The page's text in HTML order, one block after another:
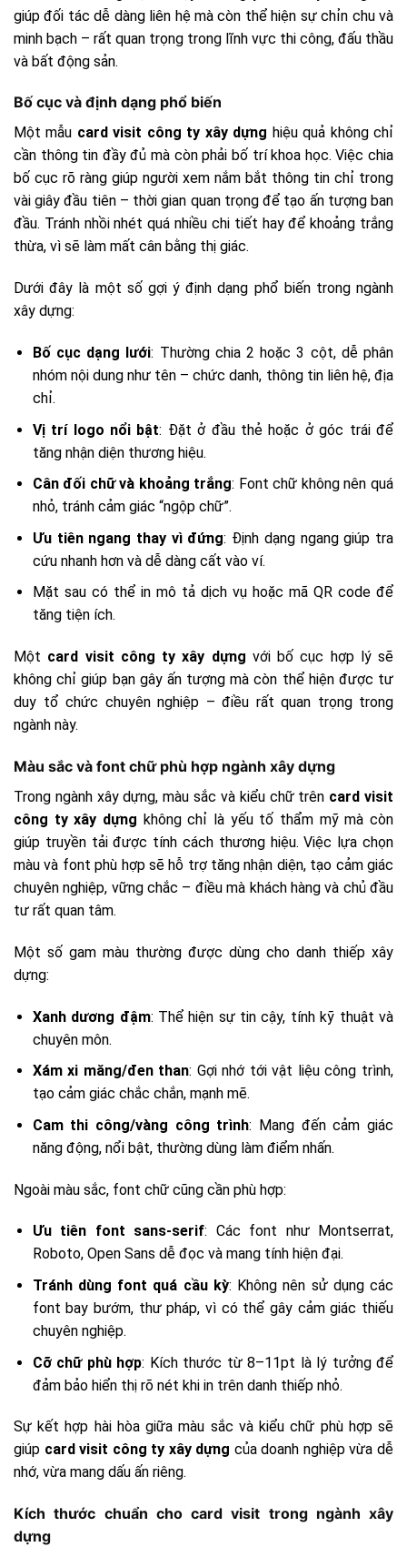
giúp đối tác dễ dàng liên hệ mà còn thể hiện sự chỉn chu và
minh bạch – rất quan trọng trong lĩnh vực thi công, đấu thầu
và bất động sản.
Bố cục và định dạng phổ biến
Một mẫu card visit công ty xây dựng hiệu quả không chỉ
cần thông tin đầy đủ mà còn phải bố trí khoa học. Việc chia
bố cục rõ ràng giúp người xem nắm bắt thông tin chỉ trong
vài giây đầu tiên – thời gian quan trọng để tạo ấn tượng ban
đầu. Tránh nhồi nhét quá nhiều chi tiết hay để khoảng trắng
thừa, vì sẽ làm mất cân bằng thị giác.
Dưới đây là một số gợi ý định dạng phổ biến trong ngành
xây dựng:
Bố cục dạng lưới: Thường chia 2 hoặc 3 cột, dễ phân
nhóm nội dung như tên – chức danh, thông tin liên hệ, địa
chỉ.
Vị trí logo nổi bật: Đặt ở đầu thẻ hoặc ở góc trái để
tăng nhận diện thương hiệu.
Cân đối chữ và khoảng trắng: Font chữ không nên quá
nhỏ, tránh cảm giác “ngộp chữ”.
Ưu tiên ngang thay vì đứng: Định dạng ngang giúp tra
cứu nhanh hơn và dễ dàng cất vào ví.
Mặt sau có thể in mô tả dịch vụ hoặc mã QR code để
tăng tiện ích.
Một card visit công ty xây dựng với bố cục hợp lý sẽ
không chỉ giúp bạn gây ấn tượng mà còn thể hiện được tư
duy tổ chức chuyên nghiệp – điều rất quan trọng trong
ngành này.
Màu sắc và font chữ phù hợp ngành xây dựng
Trong ngành xây dựng, màu sắc và kiểu chữ trên card visit
công ty xây dựng không chỉ là yếu tố thẩm mỹ mà còn
giúp truyền tải được tính cách thương hiệu. Việc lựa chọn
màu và font phù hợp sẽ hỗ trợ tăng nhận diện, tạo cảm giác
chuyên nghiệp, vững chắc – điều mà khách hàng và chủ đầu
tư rất quan tâm.
Một số gam màu thường được dùng cho danh thiếp xây
dựng:
Xanh dương đậm: Thể hiện sự tin cậy, tính kỹ thuật và
chuyên môn.
Xám xi măng/đen than: Gợi nhớ tới vật liệu công trình,
tạo cảm giác chắc chắn, mạnh mẽ.
Cam thi công/vàng công trình: Mang đến cảm giác
năng động, nổi bật, thường dùng làm điểm nhấn.
Ngoài màu sắc, font chữ cũng cần phù hợp:
Ưu tiên font sans-serif: Các font như Montserrat,
Roboto, Open Sans dễ đọc và mang tính hiện đại.
Tránh dùng font quá cầu kỳ: Không nên sử dụng các
font bay bướm, thư pháp, vì có thể gây cảm giác thiếu
chuyên nghiệp.
Cỡ chữ phù hợp: Kích thước từ 8–11pt là lý tưởng để
đảm bảo hiển thị rõ nét khi in trên danh thiếp nhỏ.
Sự kết hợp hài hòa giữa màu sắc và kiểu chữ phù hợp sẽ
giúp card visit công ty xây dựng của doanh nghiệp vừa dễ
nhớ, vừa mang dấu ấn riêng.
Kích thước chuẩn cho card visit trong ngành xây
dựng